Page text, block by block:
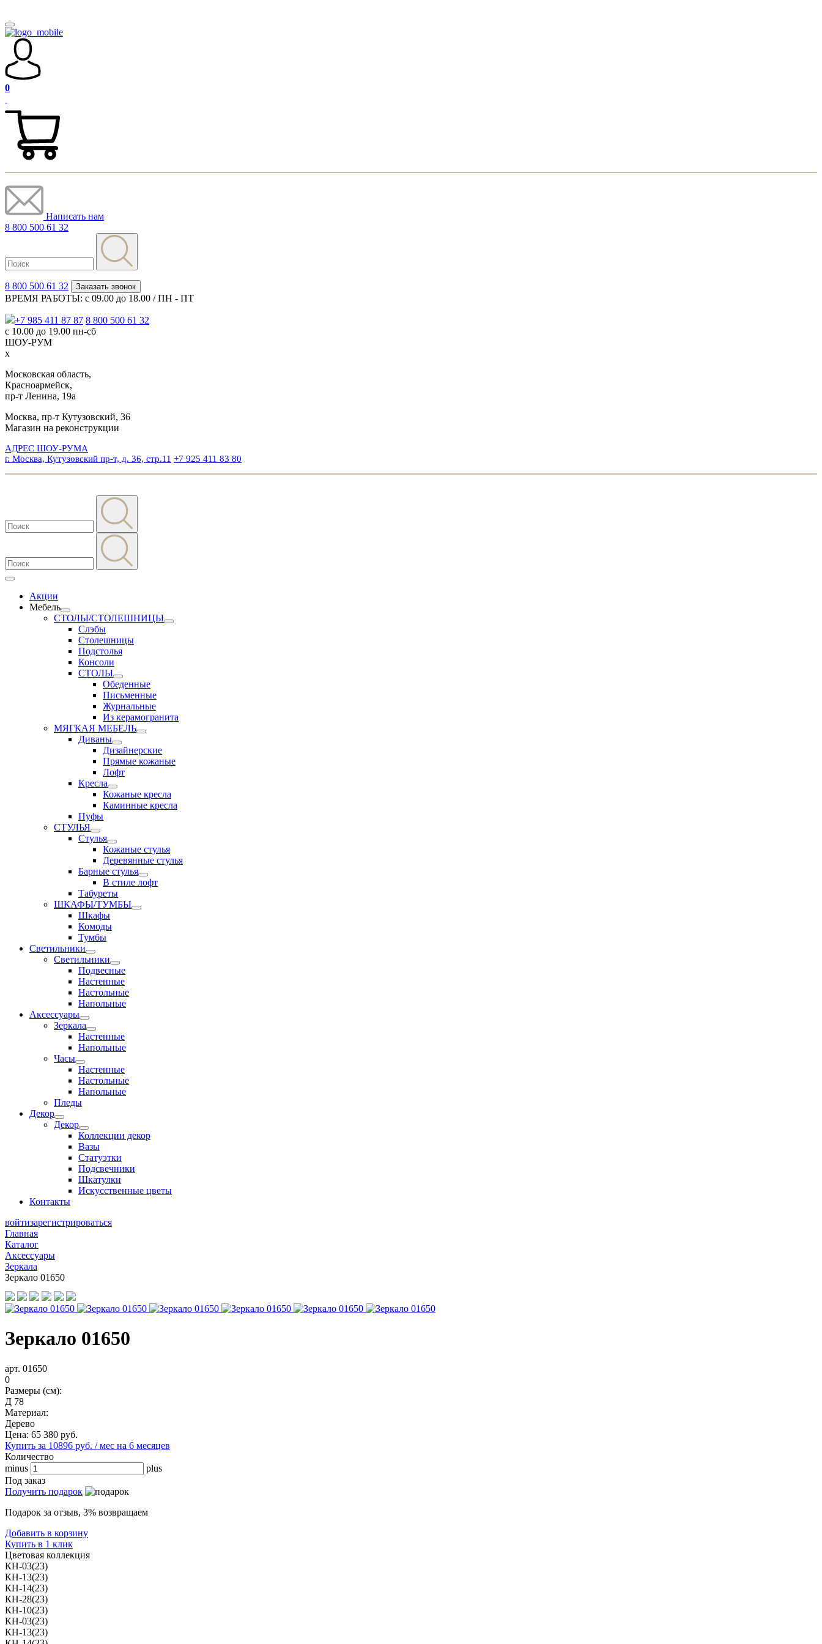
0
Написать нам
8 800 500 61 32
8 800 500 61 32 Заказать звонок
ВРЕМЯ РАБОТЫ: с 09.00 до 18.00 / ПН - ПТ
+7 985 411 87 87 8 800 500 61 32
с 10.00 до 19.00 пн-сб
ШОУ-РУМ
x
Московская область,
Красноармейск,
пр-т Ленина, 19а
Москва, пр-т Кутузовский, 36
Магазин на реконструкции
АДРЕС ШОУ-РУМА
г. Москва, Кутузовский пр-т, д. 36, стр.11 +7 925 411 83 80
Акции
Мебель
СТОЛЫ/СТОЛЕШНИЦЫ
Слэбы
Столешницы
Подстолья
Консоли
СТОЛЫ
Обеденные
Письменные
Журнальные
Из керамогранита
МЯГКАЯ МЕБЕЛЬ
Диваны
Дизайнерские
Прямые кожаные
Лофт
Кресла
Кожаные кресла
Каминные кресла
Пуфы
СТУЛЬЯ
Стулья
Кожаные стулья
Деревянные стулья
Барные стулья
В стиле лофт
Табуреты
ШКАФЫ/ТУМБЫ
Шкафы
Комоды
Тумбы
Светильники
Светильники
Подвесные
Настенные
Настольные
Напольные
Аксессуары
Зеркала
Настенные
Напольные
Часы
Настенные
Настольные
Напольные
Пледы
Декор
Декор
Коллекции декор
Вазы
Статуэтки
Подсвечники
Шкатулки
Искусственные цветы
Контакты
войтизарегистрироваться
Главная
Каталог
Аксессуары
Зеркала
Зеркало 01650
Зеркало 01650
арт. 01650
0
Размеры (см):
Д 78
Материал:
Дерево
Цена: 65 380 руб.
Купить за 10896 руб. / мес на 6 месяцев
Количество
minus
plus
Под заказ
Получить подарок
Подарок за отзыв, 3% возвращаем
Добавить в корзину
Купить в 1 клик
Цветовая коллекция
КН-03(23)
КН-13(23)
КН-14(23)
КН-28(23)
КН-10(23)
КН-03(23)
КН-13(23)